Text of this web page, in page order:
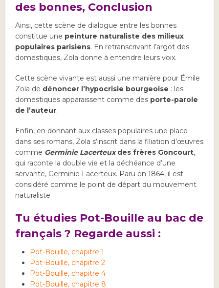
des bonnes, Conclusion
Ainsi, cette scène de dialogue entre les bonnes
constitue une peinture naturaliste des milieux
populaires parisiens. En retranscrivant l’argot des
domestiques, Zola donne à entendre leurs voix.
Cette scène vivante est aussi une manière pour Émile
Zola de dénoncer l’hypocrisie bourgeoise : les
domestiques apparaissent comme des porte-parole
de l’auteur.
Enfin, en donnant aux classes populaires une place
dans ses romans, Zola s’inscrit dans la filiation d’œuvres
comme Germinie Lacerteuxdes frères Goncourt,
qui raconte la double vie et la déchéance d’une
servante, Germinie Lacerteux. Paru en 1864, il est
considéré comme le point de départ du mouvement
naturaliste.
Tu étudies Pot-Bouille au bac de
français ? Regarde aussi :
Pot-Bouille, chapitre 1
Pot-Bouille, chapitre 2
Pot-Bouille, chapitre 4
Pot-Bouille, chapitre 8